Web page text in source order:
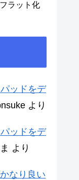
ラット化
ッドをデ
より
ッドをデ
より
なり良い